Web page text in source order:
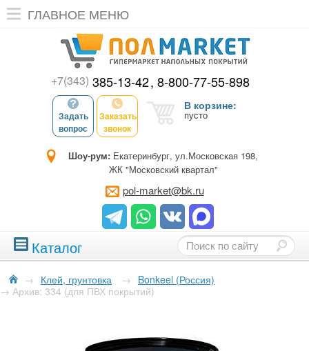
ГЛАВНОЕ МЕНЮ
+7(343) 385-13-42 8-800-77-55-898
Задать
вопрос
Заказать
звонок
В корзине:
пусто
Шоу-рум: Екатеринбург, ул.Московская 198,
ЖК "Московский квартал"
pol-market@bk.ru
Каталог
→ Клей, грунтовка → Bonkeel (Россия)
→ Архив: 334 (для ПВХ покрытий)